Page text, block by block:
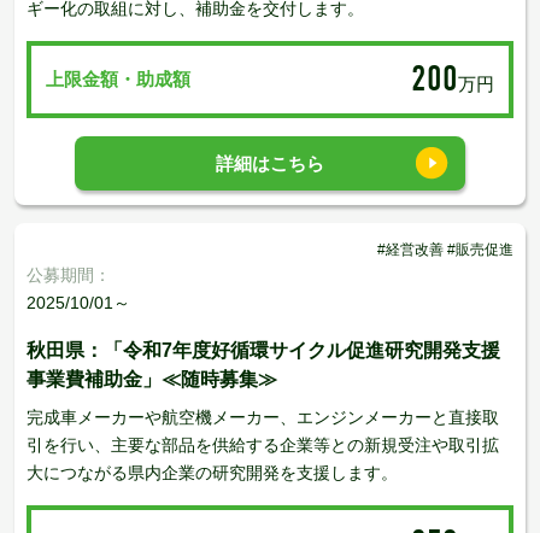
ギー化の取組に対し、補助金を交付します。
上限金額・助成額 200万円
詳細はこちら
#経営改善 #販売促進
公募期間：
2025/10/01～
秋田県：「令和7年度好循環サイクル促進研究開発支援
事業費補助金」≪随時募集≫
完成車メーカーや航空機メーカー、エンジンメーカーと直接取
引を行い、主要な部品を供給する企業等との新規受注や取引拡
大につながる県内企業の研究開発を支援します。